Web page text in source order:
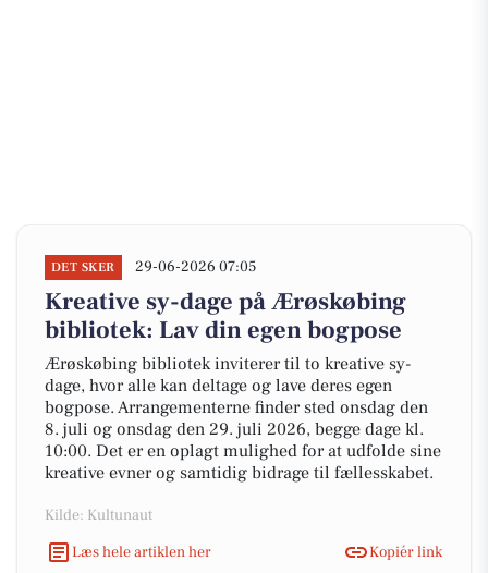
DET SKER 29-06-2026 07:05
Kreative sy-dage på Ærøskøbing
bibliotek: Lav din egen bogpose
Ærøskøbing bibliotek inviterer til to kreative sy-
dage, hvor alle kan deltage og lave deres egen
bogpose. Arrangementerne finder sted onsdag den
8. juli og onsdag den 29. juli 2026, begge dage kl.
10:00. Det er en oplagt mulighed for at udfolde sine
kreative evner og samtidig bidrage til fællesskabet.
Kilde: Kultunaut
Læs hele artiklen her
Kopiér link